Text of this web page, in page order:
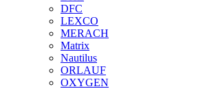
DFC
LEXCO
MERACH
Matrix
Nautilus
ORLAUF
OXYGEN